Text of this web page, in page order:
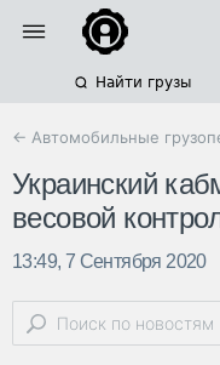
Найти грузы
← Автомобильные
Украинский
весовой
13:49, 7 Сентября 2020